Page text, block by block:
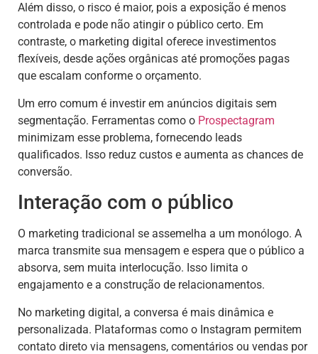
Além disso, o risco é maior, pois a exposição é menos
controlada e pode não atingir o público certo. Em
contraste, o marketing digital oferece investimentos
flexíveis, desde ações orgânicas até promoções pagas
que escalam conforme o orçamento.
Um erro comum é investir em anúncios digitais sem
segmentação. Ferramentas como o Prospectagram
minimizam esse problema, fornecendo leads
qualificados. Isso reduz custos e aumenta as chances de
conversão.
Interação com o público
O marketing tradicional se assemelha a um monólogo. A
marca transmite sua mensagem e espera que o público a
absorva, sem muita interlocução. Isso limita o
engajamento e a construção de relacionamentos.
No marketing digital, a conversa é mais dinâmica e
personalizada. Plataformas como o Instagram permitem
contato direto via mensagens, comentários ou vendas por